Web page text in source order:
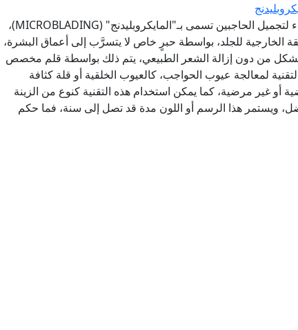
ظهر حديثًا تقنية جديدة تستخدمها بعض النساء لتجميل الحاجبين تسمى بـ"المايكروبليدنج" (MICROBLADING)،
للجلد، بواسطة حبرٍ خاص لا يتسرَّب إلى أعماق البشرة،
من دون إزالة الشعر الطبيعي، يتم ذلك بواسطة قلم مخصص
لمعالجة عيوب الحواجب، كالعيوب الخلقية أو قلة كثافة
أو غير مرضية، كما يمكن استخدام هذه التقنية كنوع من الزينة
ويستمر هذا الرسم أو اللون مدة قد تصل إلى سنة، فما حكم